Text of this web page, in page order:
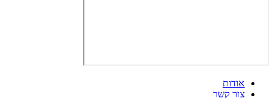
אודות
צור קשר